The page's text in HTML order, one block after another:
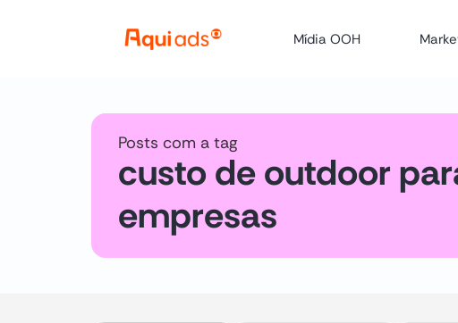
Mídia OOH
Posts com a tag
custo de outdoor
empresas